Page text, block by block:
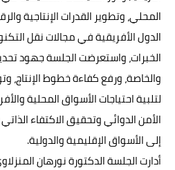
المحلي، وتطوير القدرات الإنتاجية
الدول الأفريقية في مجالات نقل
الخبرات، واستعرضت الجلسة جهود
والخاصة، ورفع كفاءة خطوط الإنتاج،
لتلبية احتياجات الأسواق المحلية
الأمن الدوائي وتحقيق الاكتفاء
إلى الأسواق الإقليمية والدولية.
أدارت الجلسة الدكتورة نورهان